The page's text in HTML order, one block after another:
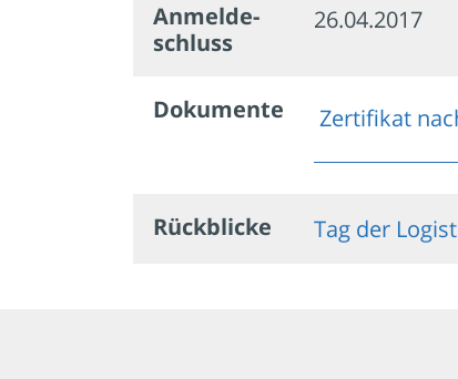
Anmelde­
schluss
26.04.2017
Dokumente Zertifikat
Rückblicke Tag der